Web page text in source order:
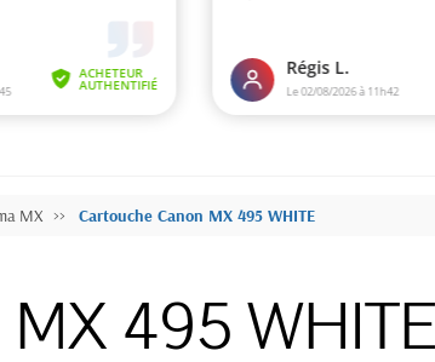
MX Cartouche Canon MX 495 WHITE
495 WHITE